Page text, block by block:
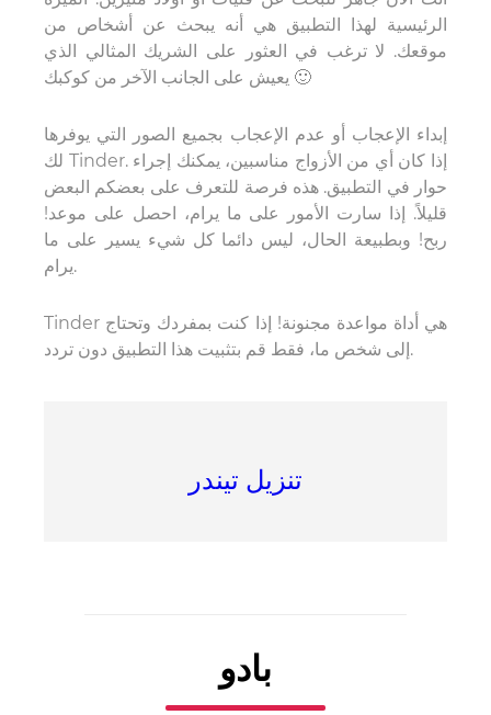
الرئيسية لهذا التطبيق هي أنه يبحث عن أشخاص من
موقعك. لا ترغب في العثور على الشريك المثالي الذي
يعيش على الجانب الآخر من كوكبك 🙂
إبداء الإعجاب أو عدم الإعجاب بجميع الصور التي يوفرها
لك Tinder. إذا كان أي من الأزواج مناسبين، يمكنك إجراء
حوار في التطبيق. هذه فرصة للتعرف على بعضكم البعض
قليلاً. إذا سارت الأمور على ما يرام، احصل على موعد!
ربح! وبطبيعة الحال، ليس دائما كل شيء يسير على ما
يرام.
Tinder هي أداة مواعدة مجنونة! إذا كنت بمفردك وتحتاج
إلى شخص ما، فقط قم بتثبيت هذا التطبيق دون تردد.
تنزيل تيندر
بادو